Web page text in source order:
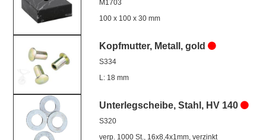
M1703
100 x 100 x 30 mm
Kopfmutter, Metall, gold
S334
L: 18 mm
Unterlegscheibe, Stahl, HV 140
S320
verp. 1000 St., 16x8,4x1mm, verzinkt